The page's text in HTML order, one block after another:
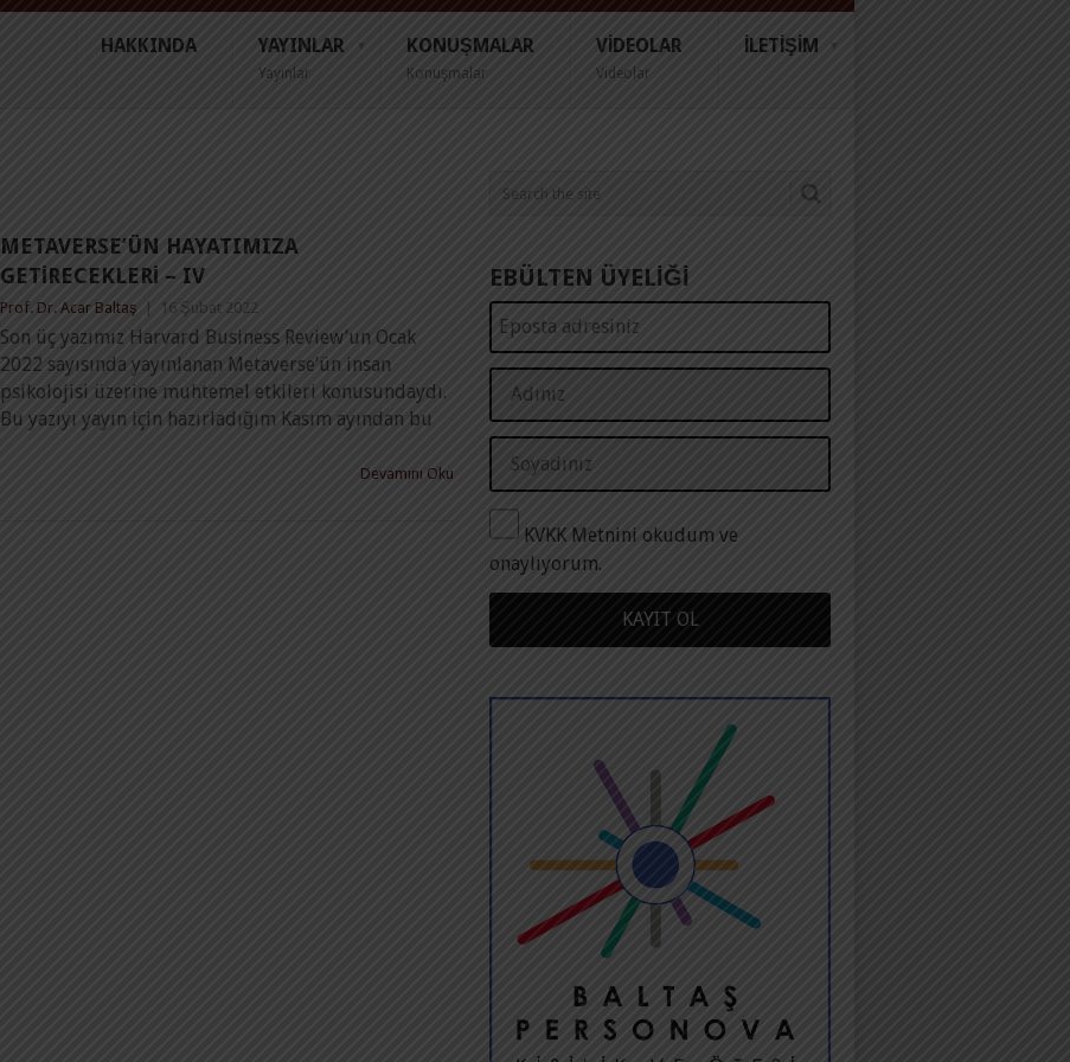
HAKKINDA YAYINLAR
Yayınlar
KONUŞMALAR
Konuşmalar
VIDEOLAR
Videolar
İLETIŞIM
METAVERSE’ÜN HAYATIMIZA
GETIRECEKLERI – IV
Prof. Dr. Acar Baltaş 16 Şubat 2022
Son üç yazımız Harvard Business Review’un Ocak
2022 sayısında yayınlanan Metaverse’ün insan
psikolojisi üzerine muhtemel etkileri konusundaydı.
Bu yazıyı yayın için hazırladığım Kasım ayından bu
Devamını Oku
EBÜLTEN ÜYELİĞİ
KVKK Metnini okudum ve
onaylıyorum.